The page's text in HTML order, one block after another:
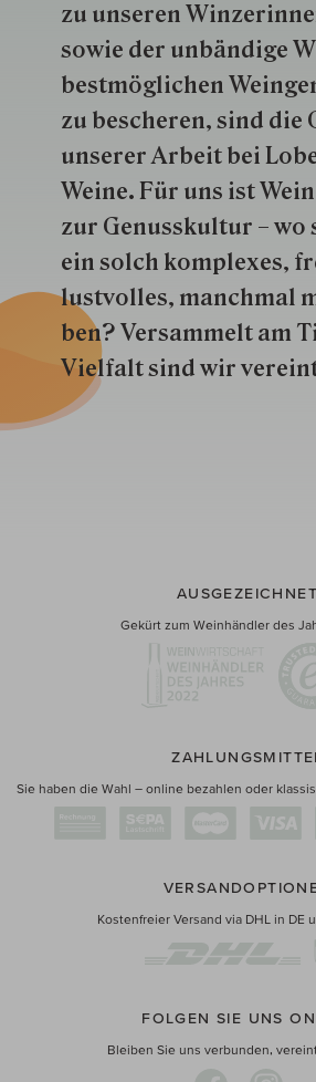
zu unseren
so­wie der un­bän­dige
best­mög­lich­en
zu besche­ren, sind die
unserer Arbeit bei
Weine. Für uns ist
zur Genuss­kultur – wo
ein solch kom­plexes,
lustvolles, manchmal
ben? Versammelt am
Vielfalt sind wir
AUSGEZEICHNET
Gekürt zum Weinhändler des
Sie haben die Wahl – online bezahlen oder
Kostenfreier Versand via DHL in DE
FOLGEN SIE UNS
Bleiben Sie uns verbunden,